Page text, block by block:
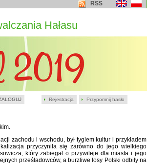
Rejestracja Przypomnij hasło
RSS
Hałasu
zachodu i wschodu, był tyglem kultur i przykładem
przyczyniła się zarówno do jego wielkiego
który zabiegał o przywileje dla miasta i jego
prześladowców, a burzliwe losy Polski odbiły na